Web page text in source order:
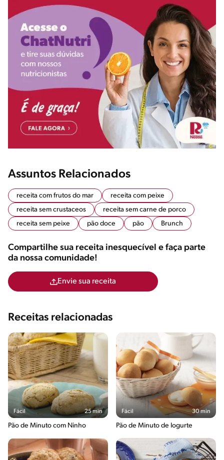
Assuntos Relacionados
receita com frutos do mar
receita com peixe
receita sem crustaceos
receita sem carne de porco
receita sem peixe
pão doce pão Brunch
Compartilhe sua receita inesquecível e faça parte
da nossa comunidade!
Envie sua receita
Receitas relacionadas
Fácil 25 min
Pão de Minuto com Ninho
Fácil 30 min
Pão de Minuto de Iogurte